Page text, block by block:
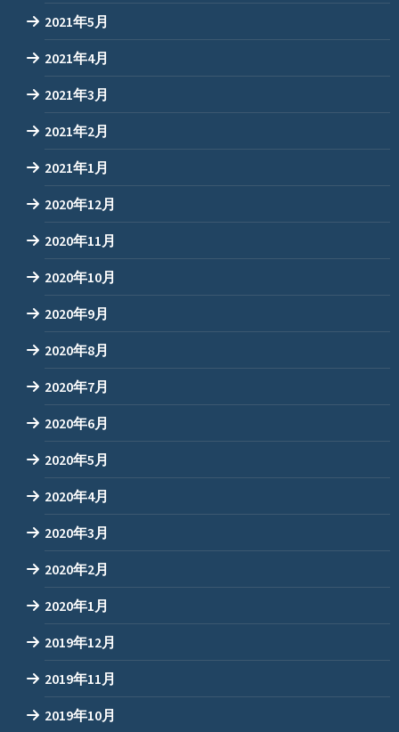
2021年5月
2021年4月
2021年3月
2021年2月
2021年1月
2020年12月
2020年11月
2020年10月
2020年9月
2020年8月
2020年7月
2020年6月
2020年5月
2020年4月
2020年3月
2020年2月
2020年1月
2019年12月
2019年11月
2019年10月